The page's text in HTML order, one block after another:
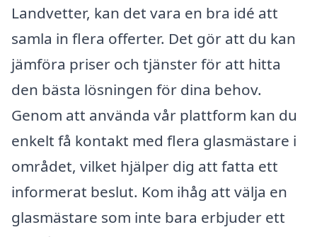
Landvetter, kan det vara en bra idé att
samla in flera offerter. Det gör att du kan
jämföra priser och tjänster för att hitta
den bästa lösningen för dina behov.
Genom att använda vår plattform kan du
enkelt få kontakt med flera glasmästare i
området, vilket hjälper dig att fatta ett
informerat beslut. Kom ihåg att välja en
glasmästare som inte bara erbjuder ett